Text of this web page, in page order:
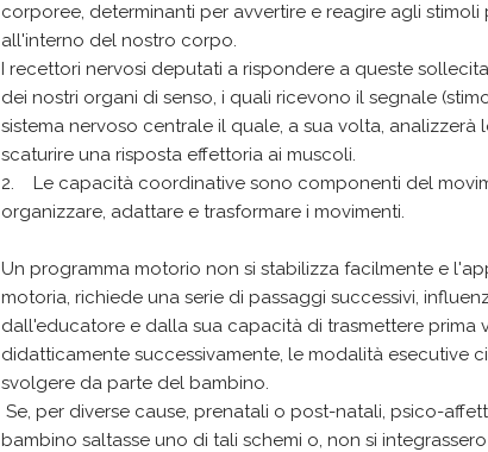
corporee, determinanti per avvertire e reagire agli
all'interno del nostro corpo.
I recettori nervosi deputati a rispondere a queste
dei nostri organi di senso, i quali ricevono il segnale
sistema nervoso centrale il quale, a sua volta,
scaturire una risposta effettoria ai muscoli.
2. Le capacità coordinative sono componenti del
organizzare, adattare e trasformare i movimenti.
Un programma motorio non si stabilizza facilmente e
motoria, richiede una serie di passaggi successivi,
dall'educatore e dalla sua capacità di trasmettere prima
didatticamente successivamente, le modalità esecutive
svolgere da parte del bambino.
Se, per diverse cause, prenatali o post-natali, psico-
bambino saltasse uno di tali schemi o, non si